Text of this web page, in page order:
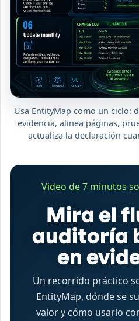
Usa EntityMap como un ciclo:
evidencia, alinea páginas,
actualiza la declaración
Video de 7 minutos
Mira el
auditoría
en
Un recorrido práctico
EntityMap, dónde se
valor y cómo usarlo